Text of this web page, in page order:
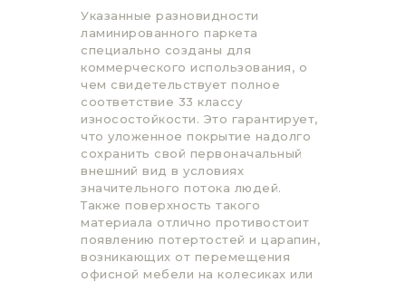
Указанные разновидности
ламинированного паркета
специально созданы для
коммерческого использования, о
чем свидетельствует полное
соответствие 33 классу
износостойкости. Это гарантирует,
что уложенное покрытие надолго
сохранить свой первоначальный
внешний вид в условиях
значительного потока людей.
Также поверхность такого
материала отлично противостоит
появлению потертостей и царапин,
возникающих от перемещения
офисной мебели на колесиках или